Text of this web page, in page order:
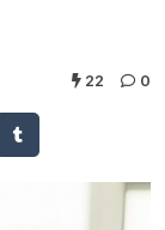
22 0